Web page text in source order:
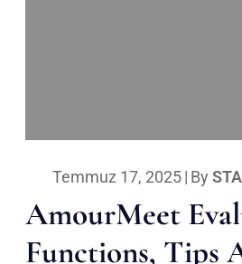
Temmuz 17, 2025| By
AmourMeet
Functions, Tips